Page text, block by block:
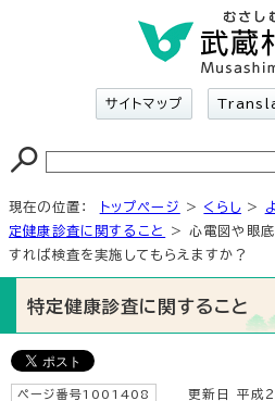
サイトマップ
現在の位置： トップページ > くらし >
定健康診査に関すること
> 心電図や眼底
すれば検査を実施してもらえますか？
特定健康診査に関すること
ページ番号1001408 更新日 平成